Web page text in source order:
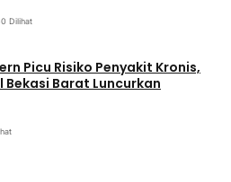
Dilihat
Picu Risiko Penyakit Kronis,
Barat Luncurkan